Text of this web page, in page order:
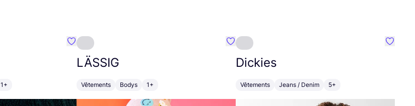
1+
Préféré {nom}
LÄSSIG
Vêtements Bodys 1+
Préféré {nom}
Dickies
Vêtements Jeans / Denim 5+